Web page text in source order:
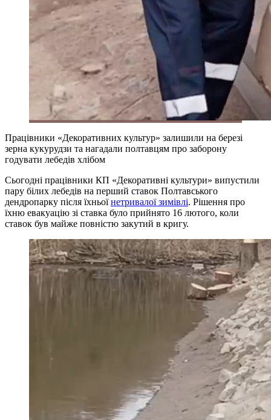
Працівники «Декоративних культур» залишили на березі
зерна кукурудзи та нагадали полтавцям про заборону
годувати лебедів хлібом
Сьогодні працівники КП «Декоративні культури» випустили
пару білих лебедів на перший ставок Полтавського
дендропарку після їхньоїнетривалої зимівлі. Рішення про
їхню евакуацію зі ставка було прийнято 16 лютого, коли
ставок був майже повністю закутий в кригу.